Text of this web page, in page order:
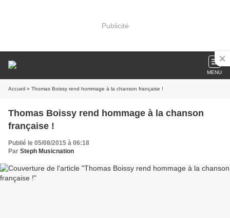
Publicité
MENU
Accueil » Thomas Boissy rend hommage à la chanson française !
Thomas Boissy rend hommage à la chanson
française !
Publié le 05/08/2015 à 06:18
Par Steph Musicnation